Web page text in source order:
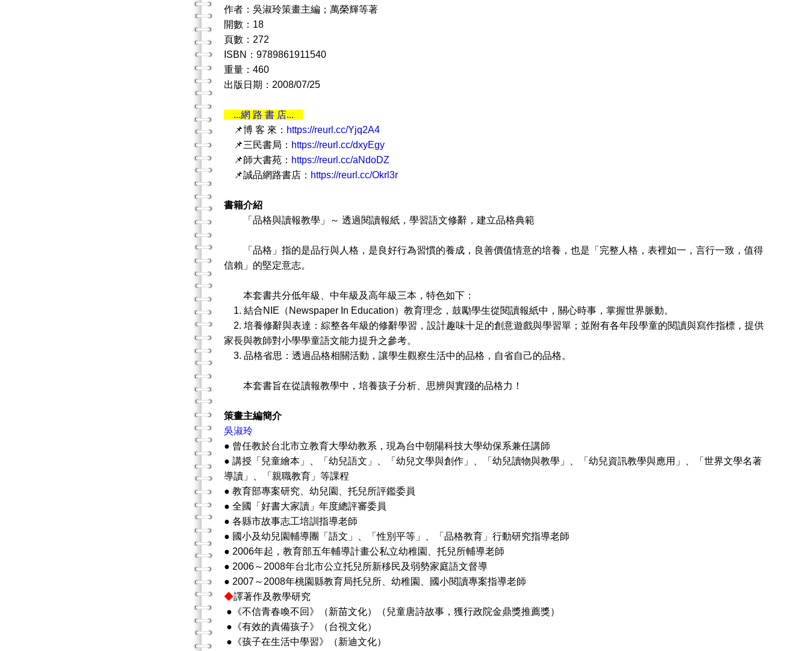
作者：吳淑玲策畫主編；萬榮輝等著
開數：18
頁數：272
ISBN：9789861911540
重量：460
出版日期：2008/07/25
...網 路 書 店...
📌博 客 來： https://reurl.cc/Yjq2A4
📌三民書局： https://reurl.cc/dxyEgy
📌師大書苑： https://reurl.cc/aNdoDZ
📌誠品網路書店： https://reurl.cc/Okrl3r
書籍介紹
「品格與讀報教學」～ 透過閱讀報紙，學習語文修辭，建立品格典範
「品格」指的是品行與人格，是良好行為習慣的養成，良善價值情意的培養，也是「完整人格，表裡如一，言行一致，值得
信賴」的堅定意志。
本套書共分低年級、中年級及高年級三本，特色如下：
1. 結合NIE（Newspaper In Education）教育理念，鼓勵學生從閱讀報紙中，關心時事，掌握世界脈動。
2. 培養修辭與表達：綜整各年級的修辭學習，設計趣味十足的創意遊戲與學習單；並附有各年段學童的閱讀與寫作指標，提供
家長與教師對小學學童語文能力提升之參考。
3. 品格省思：透過品格相關活動，讓學生觀察生活中的品格，自省自己的品格。
本套書旨在從讀報教學中，培養孩子分析、思辨與實踐的品格力！
策畫主編簡介
吳淑玲
● 曾任教於台北市立教育大學幼教系，現為台中朝陽科技大學幼保系兼任講師
● 講授「兒童繪本」、「幼兒語文」、「幼兒文學與創作」、「幼兒讀物與教學」、「幼兒資訊教學與應用」、「世界文學名著
導讀」、「親職教育」等課程
● 教育部專案研究、幼兒園、托兒所評鑑委員
● 全國「好書大家讀」年度總評審委員
● 各縣市故事志工培訓指導老師
● 國小及幼兒園輔導團「語文」、「性別平等」、「品格教育」行動研究指導老師
● 2006年起，教育部五年輔導計畫公私立幼稚園、托兒所輔導老師
● 2006～2008年台北市公立托兒所新移民及弱勢家庭語文督導
● 2007～2008年桃園縣教育局托兒所、幼稚園、國小閱讀專案指導老師
◆譯著作及教學研究
●《不信青春喚不回》（新苗文化）（兒童唐詩故事，獲行政院金鼎獎推薦獎）
●《有效的責備孩子》（台視文化）
●《孩子在生活中學習》（新迪文化）